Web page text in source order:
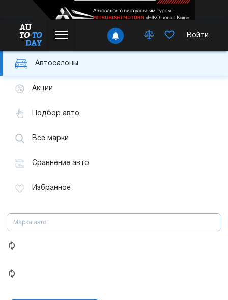
Войти
Автосалоны
Акции
Подбор авто
Все марки
Сравнение авто
Избранное
Марка авто